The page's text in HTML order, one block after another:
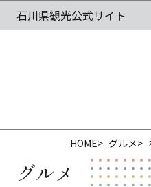
HOME グルメ
グルメ